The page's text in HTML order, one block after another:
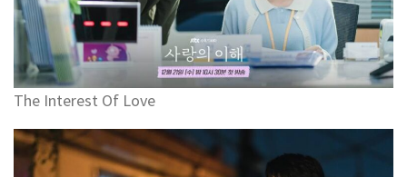
The Interest Of Love